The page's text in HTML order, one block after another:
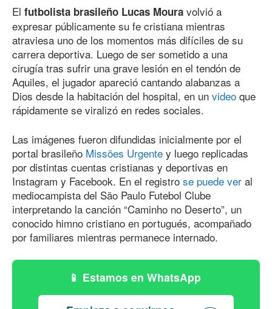
El futbolista brasileño Lucas Moura volvió a
expresar públicamente su fe cristiana mientras
atraviesa uno de los momentos más difíciles de su
carrera deportiva. Luego de ser sometido a una
cirugía tras sufrir una grave lesión en el tendón de
Aquiles, el jugador apareció cantando alabanzas a
Dios desde la habitación del hospital, en un video que
rápidamente se viralizó en redes sociales.
Las imágenes fueron difundidas inicialmente por el
portal brasileño Missões Urgente y luego replicadas
por distintas cuentas cristianas y deportivas en
Instagram y Facebook. En el registro se puede ver al
mediocampista del São Paulo Futebol Clube
interpretando la canción “Caminho no Deserto”, un
conocido himno cristiano en portugués, acompañado
por familiares mientras permanece internado.
Estamos en WhatsApp